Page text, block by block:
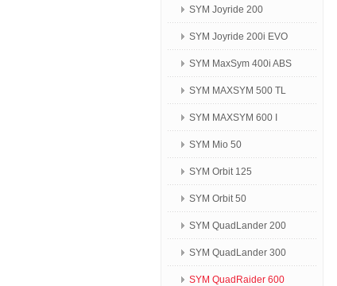
SYM Joyride 200
SYM Joyride 200i EVO
SYM MaxSym 400i ABS
SYM MAXSYM 500 TL
SYM MAXSYM 600 I
SYM Mio 50
SYM Orbit 125
SYM Orbit 50
SYM QuadLander 200
SYM QuadLander 300
SYM QuadRaider 600